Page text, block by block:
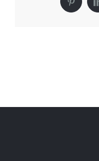
LinkedIn
Pinterest